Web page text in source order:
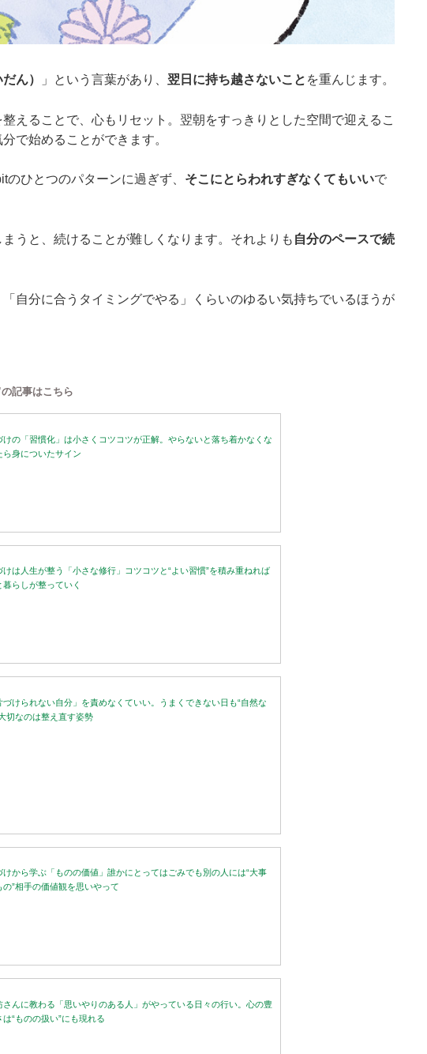
ん） 」という言葉があり、 翌日に持ち越さないこと を重んじます。
えることで、心もリセット。翌朝をすっきりとした空間で迎えるこ
で始めることができます。
ひとつのパターンに過ぎず、 そこにとらわれすぎなくてもいいで
うと、続けることが難しくなります。それよりも 自分のペースで続
「自分に合うタイミングでやる」くらいのゆるい気持ちでいるほうが
記事はこちら
けの「習慣化」は小さくコツコツが正解。やらないと落ち着かなくな
ら身についたサイン
けは人生が整う「小さな修行」コツコツと“よい習慣”を積み重ねれば
暮らしが整っていく
づけられない自分」を責めなくていい。うまくできない日も“自然な
切なのは整え直す姿勢
けから学ぶ「ものの価値」誰かにとってはごみでも別の人には“大事
の”相手の価値観を思いやって
さんに教わる「思いやりのある人」がやっている日々の行い。心の豊
は“ものの扱い”にも現れる